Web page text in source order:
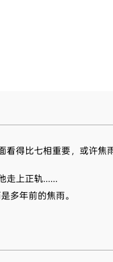
看得比七相重要，或许焦
走上正轨......
多年前的焦雨。